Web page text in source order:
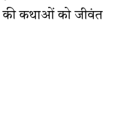
की कथाओं को जीवंत